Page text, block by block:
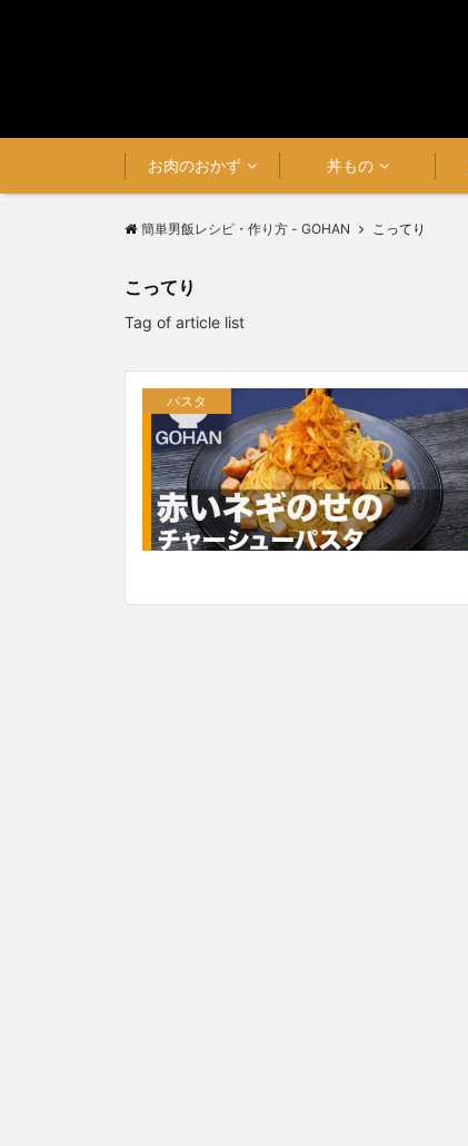
お肉のおかず 丼もの
簡単男飯レシピ・作り方 - GOHAN こってり
こってり
Tag of article list
パスタ